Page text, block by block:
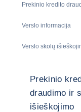
Prekinio kredito
Verslo informacija
Verslo skolų
Prekinio
draudimo ir
išieškojimo